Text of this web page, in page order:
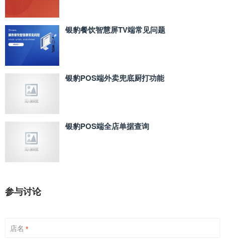
银豹餐饮智慧屏TV端常见问题
银豹POS端外卖兜底厨打功能
银豹POS端全店单据查询
参与讨论
店名 *